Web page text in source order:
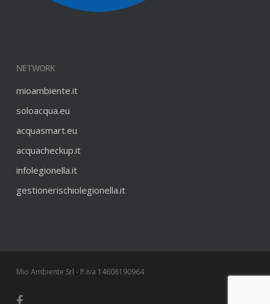
NETWORK
mioambiente.it
soloacqua.eu
acquasmart.eu
acquacheckup.it
infolegionella.it
gestionerischiolegionella.it
Mio Ambiente Srl - P.iva 14608190964
facebook